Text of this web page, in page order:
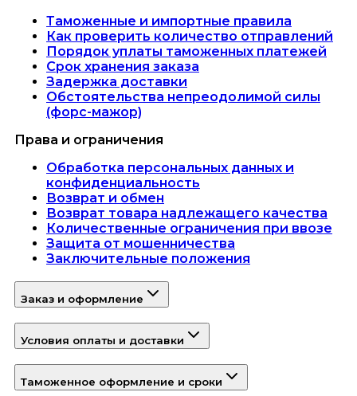
Таможенные и импортные правила
Как проверить количество отправлений
Порядок уплаты таможенных платежей
Срок хранения заказа
Задержка доставки
Обстоятельства непреодолимой силы
(форс-мажор)
Права и ограничения
Обработка персональных данных и
конфиденциальность
Возврат и обмен
Возврат товара надлежащего качества
Количественные ограничения при ввозе
Защита от мошенничества
Заключительные положения
Заказ и оформление
Условия оплаты и доставки
Таможенное оформление и сроки